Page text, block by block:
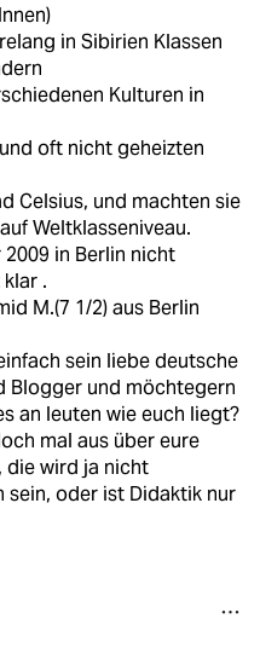
in Sibirien Klassen
Kulturen in
oft nicht geheizten
Celsius, und machten sie
Weltklasseniveau.
in Berlin nicht
.
M.(7 1/2) aus Berlin
sein liebe deutsche
Blogger und möchtegern
an leuten wie euch liegt?
mal aus über eure
die wird ja nicht
oder ist Didaktik nur